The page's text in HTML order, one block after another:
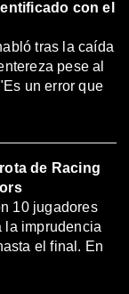
con el
tras la caída
pese al
un error que
de Racing
10 jugadores
la imprudencia
el final. En